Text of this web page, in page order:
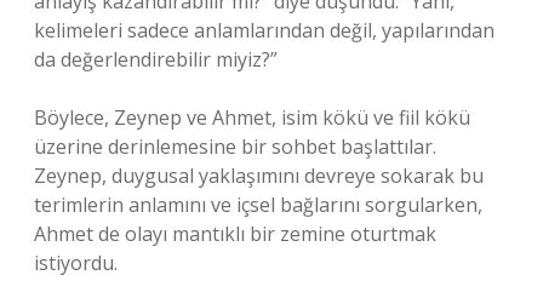
kelimeleri sadece anlamlarından değil, yapılarından
da değerlendirebilir miyiz?”
Böylece, Zeynep ve Ahmet, isim kökü ve fiil kökü
üzerine derinlemesine bir sohbet başlattılar.
Zeynep, duygusal yaklaşımını devreye sokarak bu
terimlerin anlamını ve içsel bağlarını sorgularken,
Ahmet de olayı mantıklı bir zemine oturtmak
istiyordu.